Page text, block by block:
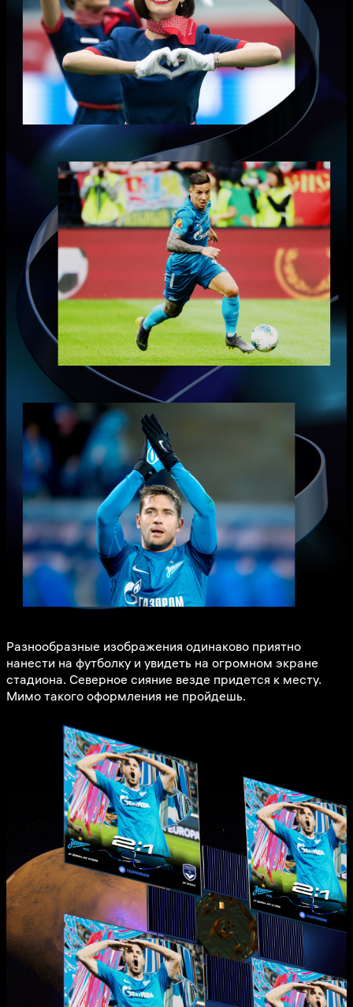
Разнообразные изображения одинаково приятно
нанести на футболку и увидеть на огромном экране
стадиона. Северное сияние везде придется к месту.
Мимо такого оформления не пройдешь.